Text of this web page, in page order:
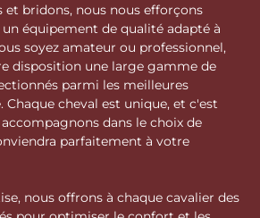
et bridons, nous nous efforçons
équipement de qualité adapté à
soyez amateur ou professionnel,
disposition une large gamme de
parmi les meilleures
Chaque cheval est unique, et c'est
dans le choix de
parfaitement à votre
nous offrons à chaque cavalier des